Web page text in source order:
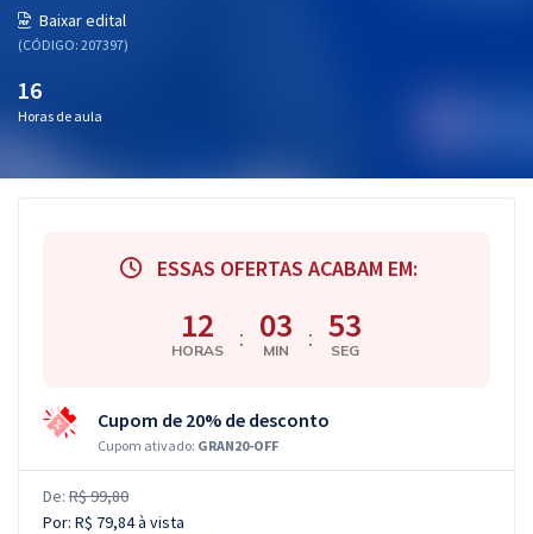
Baixar edital
(CÓDIGO: 207397)
16
Horas de aula
ESSAS OFERTAS ACABAM EM:
12
HORAS : 03
MIN : 52
SEG
Cupom de 20% de desconto
Cupom ativado: GRAN20-OFF
De: R$ 99,80
Por: R$ 79,84à vista